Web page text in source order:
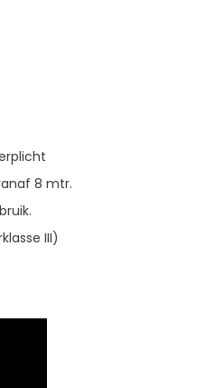
8 mtr.
III)